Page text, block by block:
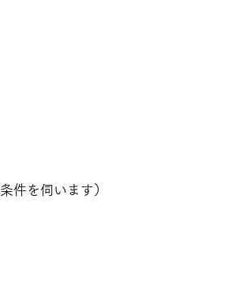
件を伺います）